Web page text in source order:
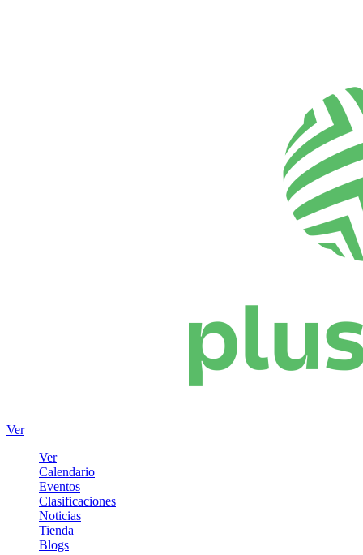
Ver
Ver
Calendario
Eventos
Clasificaciones
Noticias
Tienda
Blogs